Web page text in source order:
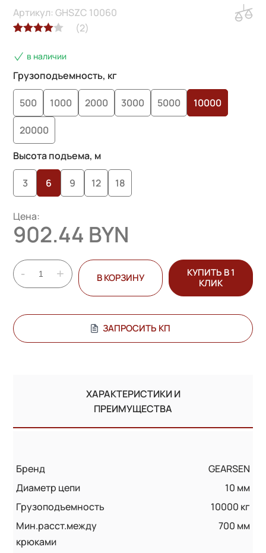
4.00из 5
на основе
пользователей
(2)
Артикул: GHSZC 10060
в наличии
Грузоподъемность, кг
500 1000 2000 3000 5000 10000
20000
Высота подъема, м
3 6 9 12 18
Цена:
902.44 BYN
- + В КОРЗИНУ
КУПИТЬ В 1
КЛИК
ЗАПРОСИТЬ КП
ХАРАКТЕРИСТИКИ И
ПРЕИМУЩЕСТВА
Бренд
GEARSEN
Диаметр цепи
10 мм
Грузоподъемность
10000 кг
Мин.расст.между
крюками
700 мм